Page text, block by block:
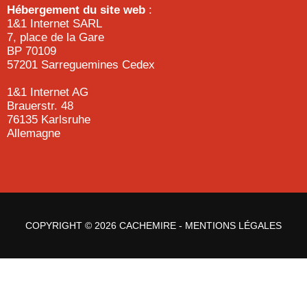
Hébergement du site web :
1&1 Internet SARL
7, place de la Gare
BP 70109
57201 Sarreguemines Cedex
1&1 Internet AG
Brauerstr. 48
76135 Karlsruhe
Allemagne
COPYRIGHT © 2026 CACHEMIRE - MENTIONS LÉGALES